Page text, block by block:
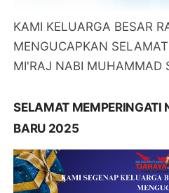
KAMI KELUARGA BESAR
MENGUCAPKAN
MI'RAJ NABI MUHAMMAD
SELAMAT MEMPERINGATI
BARU 2025